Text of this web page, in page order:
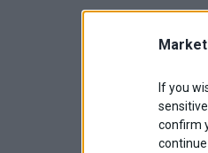
If you
confirm